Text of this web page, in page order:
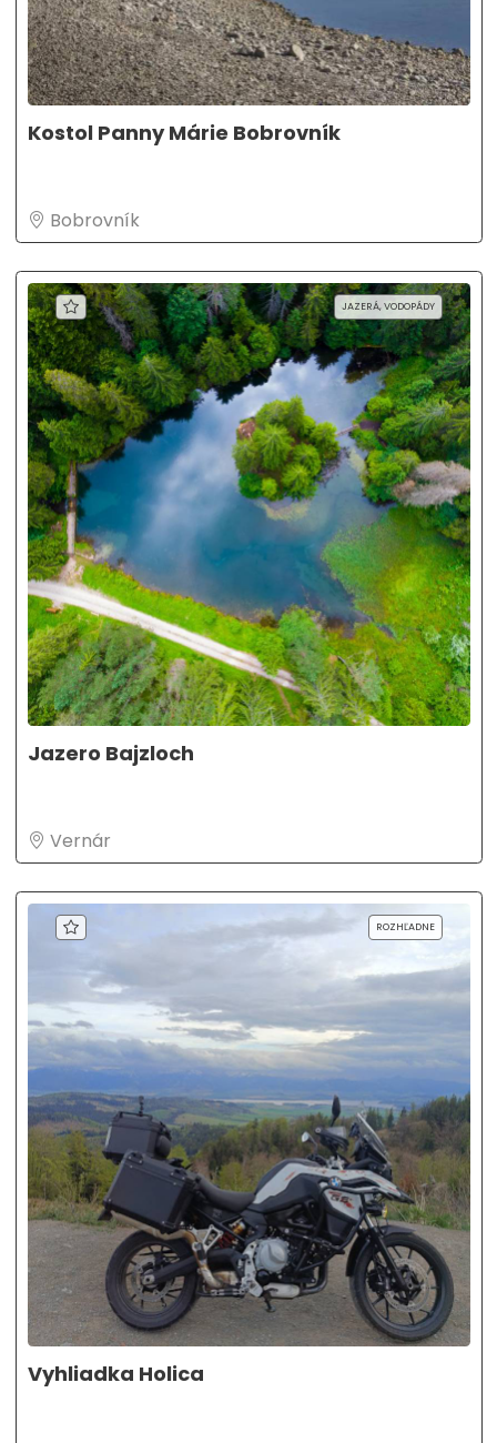
Kostol Panny Márie Bobrovník
Bobrovník
JAZERÁ, VODOPÁDY
Jazero Bajzloch
Vernár
ROZHĽADNE
Vyhliadka Holica